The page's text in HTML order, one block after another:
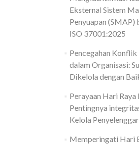
Eksternal Sistem
Penyuapan (SMAP)
ISO 37001:2025
Pencegahan
dalam Organisasi:
Dikelola dengan
Perayaan Hari Raya
Pentingnya
Kelola
Memperingati Hari